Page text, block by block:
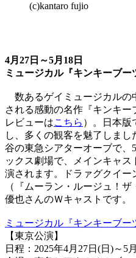
(c)kantaro fujio
4月27日～5月18日
ミュージカル『キンキーブー
数あるゲイミュージカルの
される感動の名作『キンキ
レビューはこちら ）。日本版
し、多くの観客を魅了しまし
谷の東急シアターオーブで、
ックス劇場で、メインキャ
演されます。ドラァグクイ
（『ムーラン・ルージュ！
優也さんのＷキャストです。
ミュージカル『キンキーブー
【東京公演】
日程：2025年4月27日(日)～5